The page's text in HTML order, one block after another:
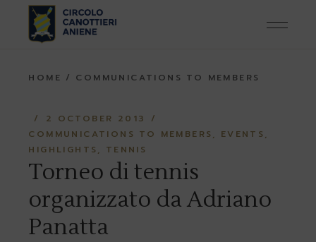
content
HOME COMMUNICATIONS TO MEMBERS
2 OCTOBER 2013
COMMUNICATIONS TO MEMBERS
EVENTS
HIGHLIGHTS
TENNIS
Torneo di tennis
organizzato da Adriano
Panatta